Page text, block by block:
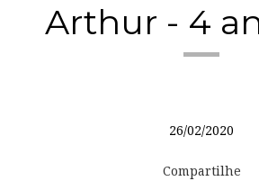
Arthur - 4
26/02/2020
Compartilhe